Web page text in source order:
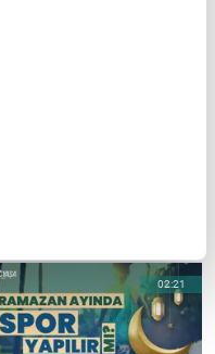
beslenilmelidir?
02:21